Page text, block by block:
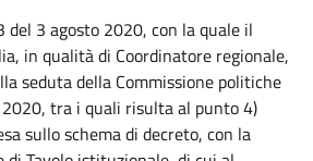
del 3 agosto 2020, con la quale il
in qualità di Coordinatore regionale,
seduta della Commissione politiche
tra i quali risulta al punto 4)
sullo schema di decreto, con la